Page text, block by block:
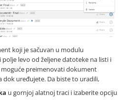
koji je sačuvan u modulu
polje levo od željene datoteke na listi i
moguće preimenovati dokument
uređujete. Da biste to uradili,
u gornjoj alatnoj traci i izaberite opciju